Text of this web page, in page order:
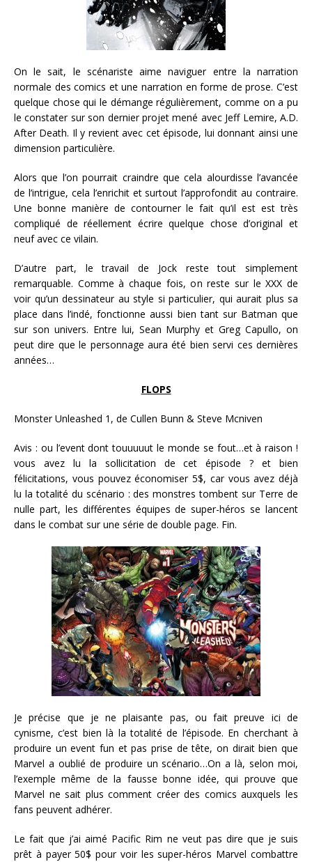
On le sait, le scénariste aime naviguer entre la narration
normale des comics et une narration en forme de prose. C’est
quelque chose qui le démange régulièrement, comme on a pu
le constater sur son dernier projet mené avec Jeff Lemire, A.D.
After Death. Il y revient avec cet épisode, lui donnant ainsi une
dimension particulière.
Alors que l’on pourrait craindre que cela alourdisse l’avancée
de l’intrigue, cela l’enrichit et surtout l’approfondit au contraire.
Une bonne manière de contourner le fait qu’il est est très
compliqué de réellement écrire quelque chose d’original et
neuf avec ce vilain.
D’autre part, le travail de Jock reste tout simplement
remarquable. Comme à chaque fois, on reste sur le XXX de
voir qu’un dessinateur au style si particulier, qui aurait plus sa
place dans l’indé, fonctionne aussi bien tant sur Batman que
sur son univers. Entre lui, Sean Murphy et Greg Capullo, on
peut dire que le personnage aura été bien servi ces dernières
années…
FLOPS
Monster Unleashed 1, de Cullen Bunn & Steve Mcniven
Avis : ou l’event dont touuuuut le monde se fout…et à raison !
vous avez lu la sollicitation de cet épisode ? et bien
félicitations, vous pouvez économiser 5$, car vous avez déjà
lu la totalité du scénario : des monstres tombent sur Terre de
nulle part, les différentes équipes de super-héros se lancent
dans le combat sur une série de double page. Fin.
Je précise que je ne plaisante pas, ou fait preuve ici de
cynisme, c’est bien là la totalité de l’épisode. En cherchant à
produire un event fun et pas prise de tête, on dirait bien que
Marvel a oublié de produire un scénario…On a là, selon moi,
l’exemple même de la fausse bonne idée, qui prouve que
Marvel ne sait plus comment créer des comics auxquels les
fans peuvent adhérer.
Le fait que j’ai aimé Pacific Rim ne veut pas dire que je suis
prêt à payer 50$ pour voir les super-héros Marvel combattre